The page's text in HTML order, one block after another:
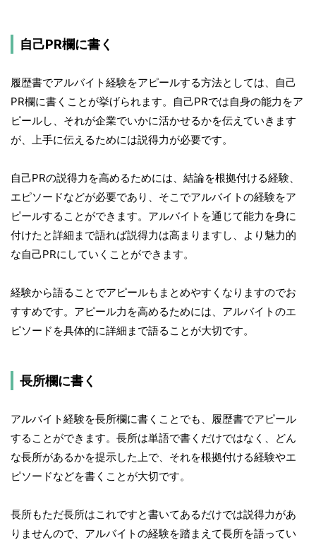
自己PR欄に書く
履歴書でアルバイト経験をアピールする方法としては、自己
PR欄に書くことが挙げられます。自己PRでは自身の能力をア
ピールし、それが企業でいかに活かせるかを伝えていきます
が、上手に伝えるためには説得力が必要です。
自己PRの説得力を高めるためには、結論を根拠付ける経験、
エピソードなどが必要であり、そこでアルバイトの経験をア
ピールすることができます。アルバイトを通じて能力を身に
付けたと詳細まで語れば説得力は高まりますし、より魅力的
な自己PRにしていくことができます。
経験から語ることでアピールもまとめやすくなりますのでお
すすめです。アピール力を高めるためには、アルバイトのエ
ピソードを具体的に詳細まで語ることが大切です。
長所欄に書く
アルバイト経験を長所欄に書くことでも、履歴書でアピール
することができます。長所は単語で書くだけではなく、どん
な長所があるかを提示した上で、それを根拠付ける経験やエ
ピソードなどを書くことが大切です。
長所もただ長所はこれですと書いてあるだけでは説得力があ
りませんので、アルバイトの経験を踏まえて長所を語ってい